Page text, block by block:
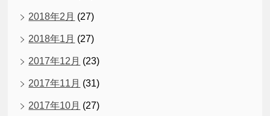
2018年2月 (27)
2018年1月 (27)
2017年12月 (23)
2017年11月 (31)
2017年10月 (27)